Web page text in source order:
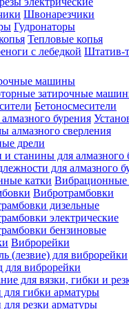
Швонарезчики
Гудронаторы
Тепловые копья
Штатив-
машины
затирочные
Бетоносмесители
алмазного сверления
дрели
и станины для алмазного
для алмазного
Вибрационные
Вибротрамбовки
дизельные
электрические
бензиновые
Виброрейки
(лезвие) для виброрейки
для виброрейки
для гибки арматуры
резки арматуры